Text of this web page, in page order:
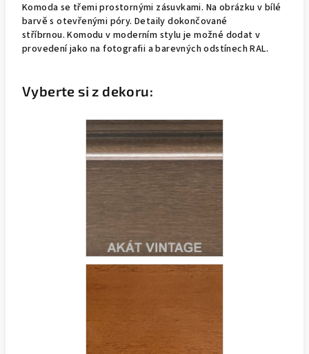
Komoda se třemi prostornými zásuvkami. Na obrázku v bílé
barvě s otevřenými póry. Detaily dokončované
stříbrnou. Komodu v moderním stylu je možné dodat v
provedení jako na fotografii a barevných odstínech RAL.
Vyberte si z dekoru: